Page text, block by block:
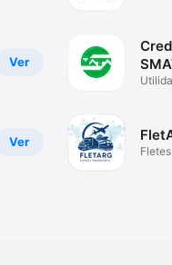
Ver
Ver